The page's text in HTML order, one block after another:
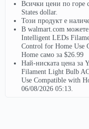
Всички цени по горе
States dollar.
Този продукт е
В walmart.com
Intelligent LEDs
Control for Home Use
Home само за $26.99
Най-ниската цена за
Filament Light Bulb
Use Compatible with
06/08/2026 05:13.